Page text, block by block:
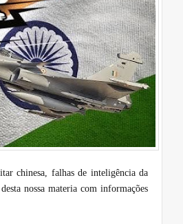
chinesa, falhas de inteligência da
nossa materia com informações